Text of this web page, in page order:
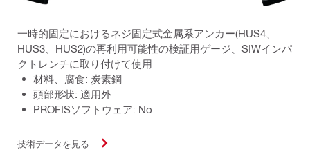
一時的固定におけるネジ固定式金属系アンカー(HUS4、
HUS3、HUS2)の再利用可能性の検証用ゲージ、SIWインパ
クトレンチに取り付けて使用
材料、腐食: 炭素鋼
頭部形状: 適用外
PROFISソフトウェア: No
技術データを見る